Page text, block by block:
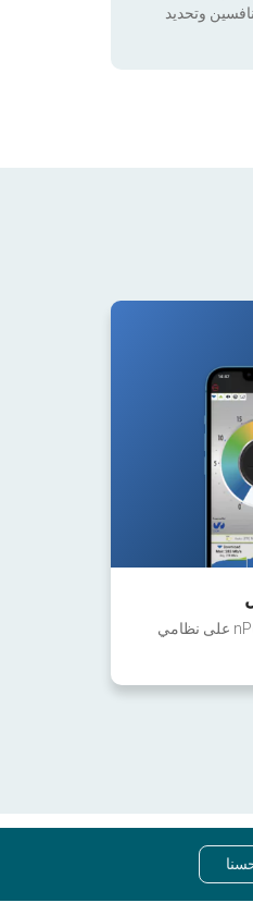
وتحديد
تعرف على المزيد حول تطبيق nPerf على نظامي